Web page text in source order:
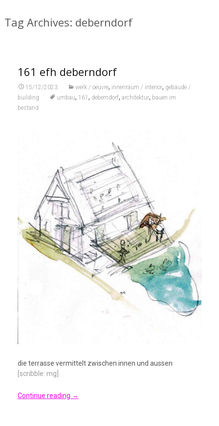
Tag Archives: deberndorf
161 efh deberndorf
15/12/2023 werk / oeuvre, innenraum / interior, gebäude /
building
umbau, 161 , deberndorf, architektur, bauen im
bestand
die terrasse vermittelt zwischen innen und aussen
[scribble: mg]
Continue reading →